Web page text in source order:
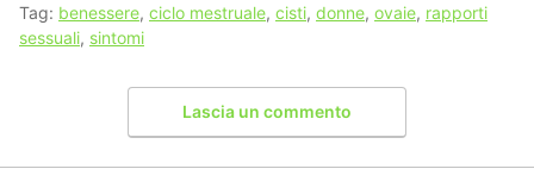
Tag: benessere, ciclo mestruale, cisti, donne, ovaie, rapporti
sessuali, sintomi
Lascia un commento